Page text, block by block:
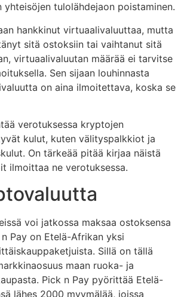
yhteisöjen tulolähdejaon poistaminen.
hankkinut virtuaalivaluuttaa, mutta
sitä ostoksiin tai vaihtanut sitä
virtuaalivaluutan määrää ei tarvitse
Sen sijaan louhinnasta
on aina ilmoitettava, koska se
verotuksessa kryptojen
kulut, kuten välityspalkkiot ja
On tärkeää pitää kirjaa näistä
ilmoittaa ne verotuksessa.
voi jatkossa maksaa ostoksensa
Pay on Etelä-Afrikan yksi
Sillä on tällä
maan ruoka- ja
Pick n Pay pyörittää Etelä-
lähes 2000 myymälää, joissa